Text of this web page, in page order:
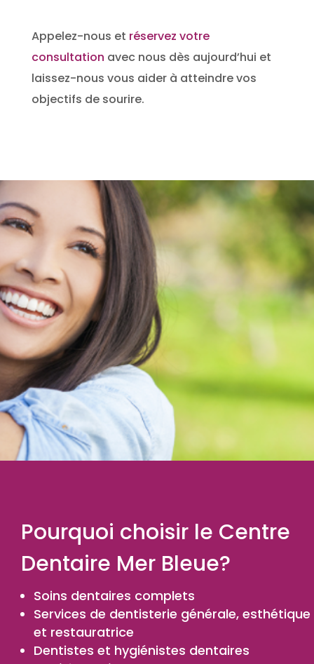
Appelez-nous et réservez votre
consultation avec nous dès aujourd’hui et
laissez-nous vous aider à atteindre vos
objectifs de sourire.
Pourquoi choisir le Centre
Dentaire Mer Bleue?
Soins dentaires complets
Services de dentisterie générale, esthétique
et restauratrice
Dentistes et hygiénistes dentaires